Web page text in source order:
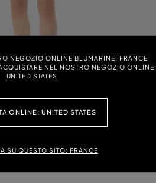
NEGOZIO ONLINE BLUMARINE: FRANCE
NEL NOSTRO NEGOZIO ONLINE:
UNITED STATES.
ONLINE: UNITED STATES
SU QUESTO SITO: FRANCE